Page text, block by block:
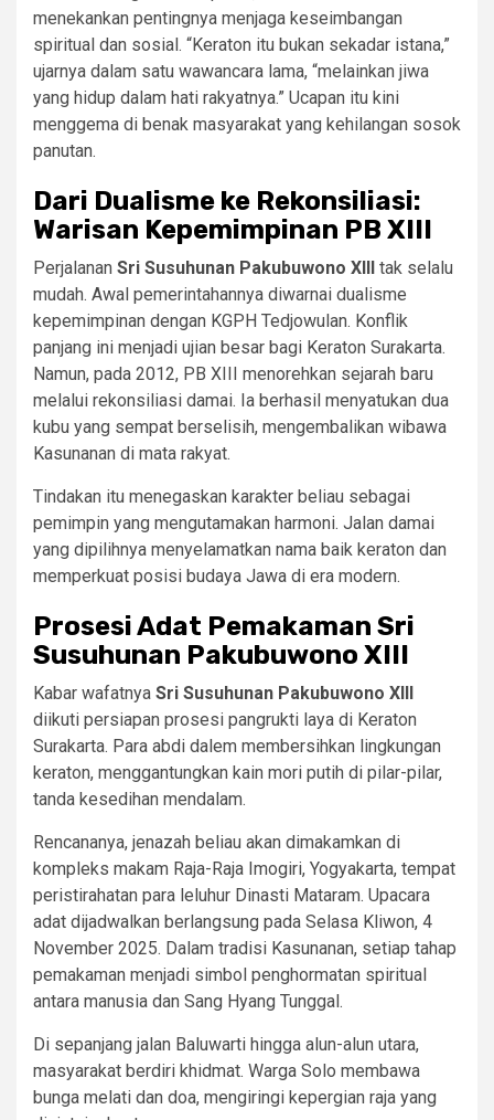
menekankan pentingnya menjaga keseimbangan
spiritual dan sosial. “Keraton itu bukan sekadar istana,”
ujarnya dalam satu wawancara lama, “melainkan jiwa
yang hidup dalam hati rakyatnya.” Ucapan itu kini
menggema di benak masyarakat yang kehilangan sosok
panutan.
Dari Dualisme ke Rekonsiliasi:
Warisan Kepemimpinan PB XIII
Perjalanan Sri Susuhunan Pakubuwono XIII tak selalu
mudah. Awal pemerintahannya diwarnai dualisme
kepemimpinan dengan KGPH Tedjowulan. Konflik
panjang ini menjadi ujian besar bagi Keraton Surakarta.
Namun, pada 2012, PB XIII menorehkan sejarah baru
melalui rekonsiliasi damai. Ia berhasil menyatukan dua
kubu yang sempat berselisih, mengembalikan wibawa
Kasunanan di mata rakyat.
Tindakan itu menegaskan karakter beliau sebagai
pemimpin yang mengutamakan harmoni. Jalan damai
yang dipilihnya menyelamatkan nama baik keraton dan
memperkuat posisi budaya Jawa di era modern.
Prosesi Adat Pemakaman Sri
Susuhunan Pakubuwono XIII
Kabar wafatnya Sri Susuhunan Pakubuwono XIII
diikuti persiapan prosesi pangrukti laya di Keraton
Surakarta. Para abdi dalem membersihkan lingkungan
keraton, menggantungkan kain mori putih di pilar-pilar,
tanda kesedihan mendalam.
Rencananya, jenazah beliau akan dimakamkan di
kompleks makam Raja-Raja Imogiri, Yogyakarta, tempat
peristirahatan para leluhur Dinasti Mataram. Upacara
adat dijadwalkan berlangsung pada Selasa Kliwon, 4
November 2025. Dalam tradisi Kasunanan, setiap tahap
pemakaman menjadi simbol penghormatan spiritual
antara manusia dan Sang Hyang Tunggal.
Di sepanjang jalan Baluwarti hingga alun-alun utara,
masyarakat berdiri khidmat. Warga Solo membawa
bunga melati dan doa, mengiringi kepergian raja yang